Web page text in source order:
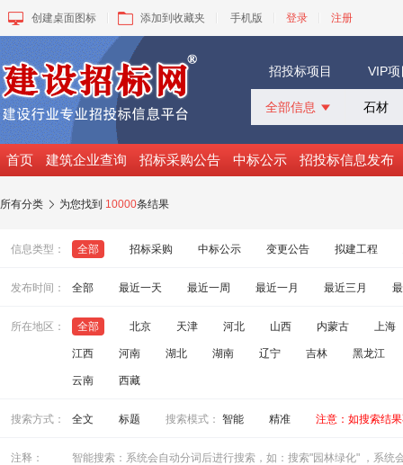
创建桌面图标 添加到收藏夹 手机版 登录 注册
招投标项目 VIP
全部信息 
招标采购
中标公示
询价采购
首页 建筑企业查询 招标采购公告 中标公示 招投标信息发布
所有分类  为您找到 10000条结果
信息类型： 全部 招标采购 中标公示 变更公告 拟建工程
发布时间： 全部 最近一天 最近一周 最近一月 最近三月
所在地区： 全部 北京 天津 河北 山西 内蒙古 上海
江西 河南 湖北 湖南 辽宁 吉林 黑龙江
云南 西藏
搜索方式： 全文 标题 搜索模式： 智能 精准 注意：如搜索结
注释：
智能搜索：系统会自动分词后进行搜索，如：搜索"园林绿化" ，系统